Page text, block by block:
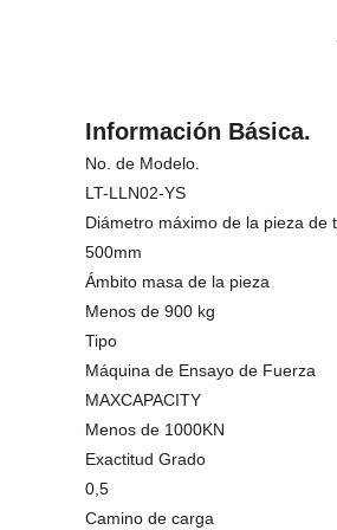
Información Básica.
No. de Modelo.
LT-LLN02-YS
Diámetro máximo de la pieza de
500mm
Ámbito masa de la pieza
Menos de 900 kg
Tipo
Máquina de Ensayo de Fuerza
MAXCAPACITY
Menos de 1000KN
Exactitud Grado
0,5
Camino de carga